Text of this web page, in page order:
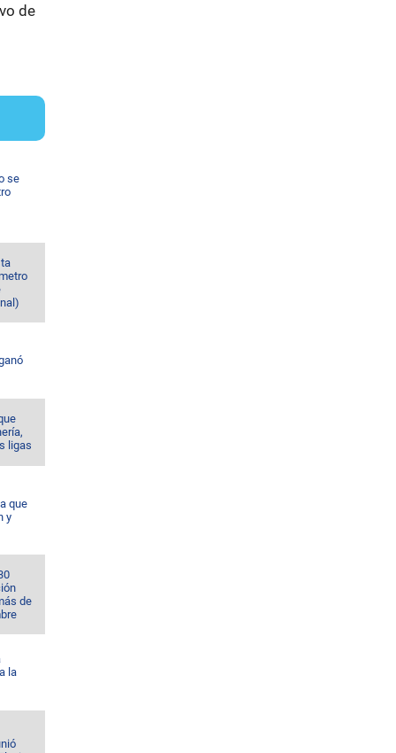
de
se
ligas
que
y
de
la